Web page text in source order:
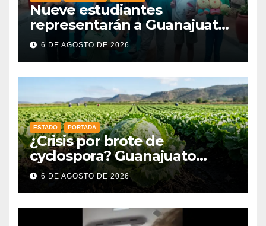
Nueve estudiantes
representarán a Guanajuato
en la Olimpiada Mexicana de
Matemáticas 2026
6 DE AGOSTO DE 2026
ESTADO PORTADA
¿Crisis por brote de
cyclospora? Guanajuato
mantiene intactas sus
exportaciones
6 DE AGOSTO DE 2026